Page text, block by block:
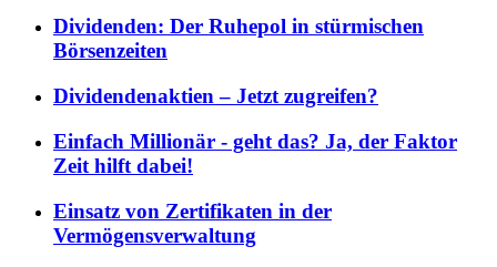
Dividenden: Der Ruhepol in stürmischen
Börsenzeiten
Dividendenaktien – Jetzt zugreifen?
Einfach Millionär - geht das? Ja, der Faktor
Zeit hilft dabei!
Einsatz von Zertifikaten in der
Vermögensverwaltung